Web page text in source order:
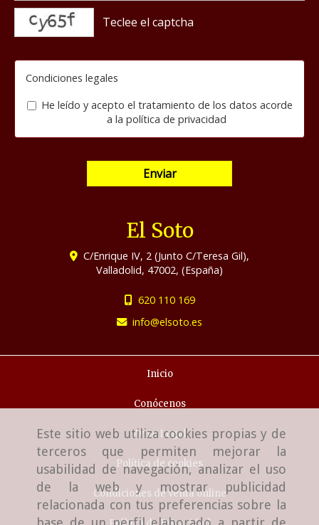
Este sitio web utiliza cookies propias y de
terceros que permiten mejorar la
usabilidad de navegación, analizar el uso
de la web y mostrar publicidad
relacionada con tus preferencias sobre la
Condiciones legales
He leído y acepto el tratamiento de los datos acorde
a la política de privacidad
Enviar
El Soto
C/Enrique IV, 2 (Junto C/Teresa Gil),
Valladolid, 47002, (España)
620 110 169
info
elsoto.es
Inicio
Conócenos
Aviso Legal
Política de cookies
Condiciones de venta online